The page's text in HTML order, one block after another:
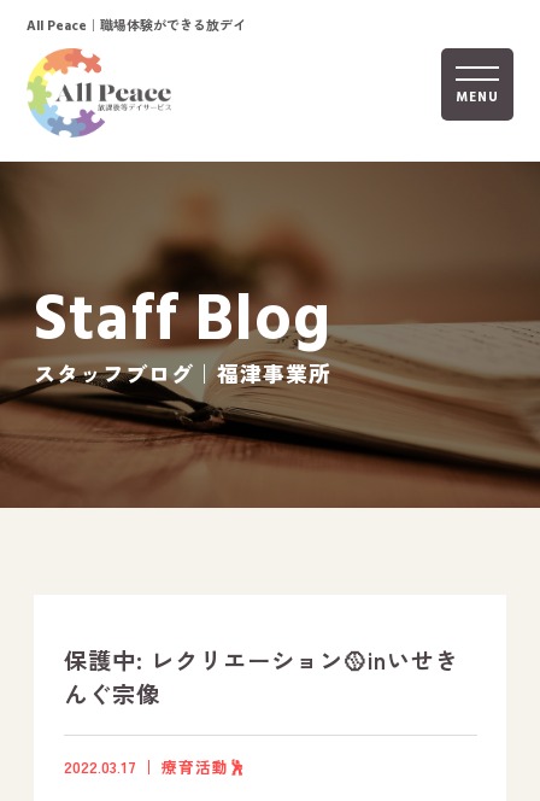
MENU
ホーム
活動内容
ご利用までの流れ
採用情報
自己評価表
社内行事
開業サポート
お問い合わせ
All Peace ｜職場体験ができる放デイ
Staff Blog
スタッフブログ｜福津事業所
保護中: レクリエーション🥎inいせき
んぐ宗像
2022.03.17 療育活動🕺